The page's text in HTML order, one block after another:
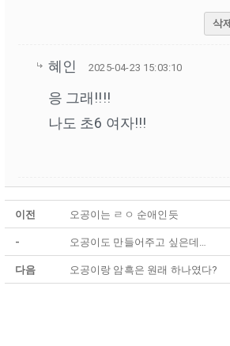
삭제
혜인 2025-04-23 15:03:10
응 그래!!!!
나도 초6 여자!!!
이전 오공이는 ㄹㅇ 순애인듯
- 오공이도 만들어주고 싶은데…
다음 오공이랑 암흑은 원래 하나였다?